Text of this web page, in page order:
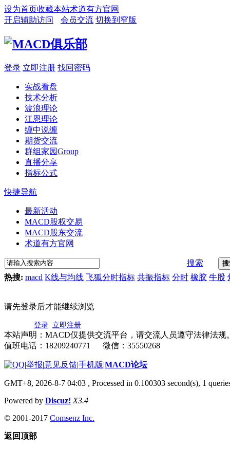
设为首页收藏本站术道有方官网
开启辅助访问
会员交流 切换到窄版
登录 立即注册 找回密码
实战看盘
技术分析
波浪理论
江恩理论
缠中说缠
期货交流
群组家园Group
直播分享
指标公式
快捷导航
最新活动
MACD股权交易
MACD股东交流
术道有方官网
搜索
热搜: macd K线与均线 飞狐分时指标 共振指标 分时 橡胶 牛股
请先登录后才能继续浏览
登录 立即注册
本站声明：MACD仅提供交流平台，请交流人员遵守法律法规
值班电话：18209240771 微信：35550268
|举报|意见反馈|手机版|MACD论坛
GMT+8, 2026-8-7 04:03 , Processed in 0.100303 second(s), 1
Powered by Discuz! X3.4
© 2001-2017 Comsenz Inc.
返回顶部